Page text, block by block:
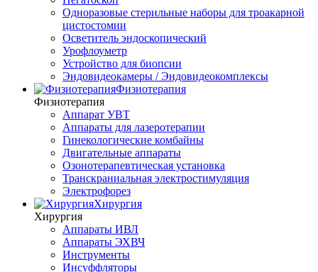
Одноразовые стерильные наборы для троакарной
цистостомии
Осветитель эндоскопический
Урофлоуметр
Устройство для биопсии
Эндовидеокамеры / Эндовидеокомплексы
Физиотерапия
Физиотерапия
Аппарат УВТ
Аппараты для лазеротерапии
Гинекологические комбайны
Двигательные аппараты
Озонотерапевтическая установка
Транскраниальная электростимуляция
Электрофорез
Хирургия
Хирургия
Аппараты ИВЛ
Аппараты ЭХВЧ
Инструменты
Инсуффляторы